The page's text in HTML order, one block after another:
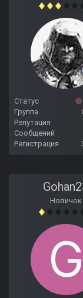
Статус
Группа
Репутация
Сообщений
Регистрация
Новичок